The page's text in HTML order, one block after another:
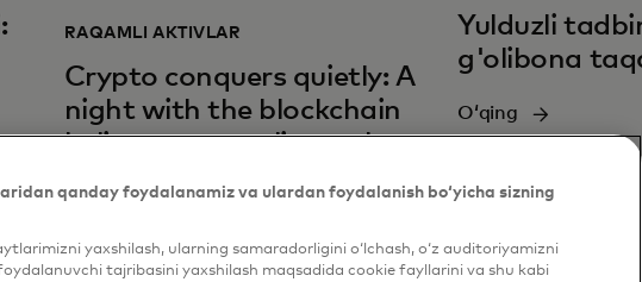
RAQAMLI AKTIVLAR
Crypto conquers quietly: A
night with the blockchain
believers struggling to be
Yulduzli
g'olibona
Oʻqing
qanday foydalanamiz va ulardan foydalanish bo‘yicha sizning
yaxshilash, ularning samaradorligini o‘lchash, o‘z auditoriyamizni
tajribasini yaxshilash maqsadida cookie fayllarini va shu kabi